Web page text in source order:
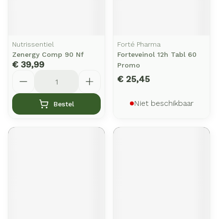
Nutrissentiel
Zenergy Comp 90 Nf
€ 39,99
Bestel
Forté Pharma
Forteveinol 12h Tabl 60
Promo
€ 25,45
Niet beschikbaar